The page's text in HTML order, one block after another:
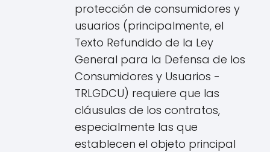
protección de consumidores y
usuarios (principalmente, el
Texto Refundido de la Ley
General para la Defensa de los
Consumidores y Usuarios -
TRLGDCU) requiere que las
cláusulas de los contratos,
especialmente las que
establecen el objeto principal